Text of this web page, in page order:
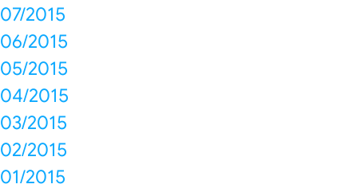
07/2015
06/2015
05/2015
04/2015
03/2015
02/2015
01/2015